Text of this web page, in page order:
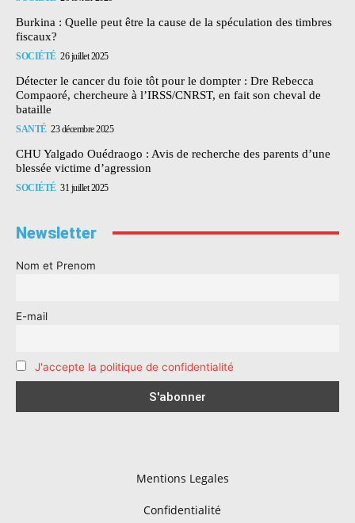
Burkina : Quelle peut être la cause de la spéculation des timbres
fiscaux?
SOCIÉTÉ 26 juillet 2025
Détecter le cancer du foie tôt pour le dompter : Dre Rebecca
Compaoré, chercheure à l’IRSS/CNRST, en fait son cheval de
bataille
SANTÉ 23 décembre 2025
CHU Yalgado Ouédraogo : Avis de recherche des parents d’une
blessée victime d’agression
SOCIÉTÉ 31 juillet 2025
Newsletter
Nom et Prenom
E-mail
J'accepte la politique de confidentialité
Mentions Legales
Confidentialité